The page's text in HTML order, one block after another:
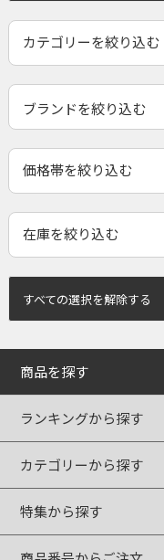
ブランドを絞り込む
すべての選択を解除する
商品を探す
ランキングから探す
カテゴリーから探す
特集から探す